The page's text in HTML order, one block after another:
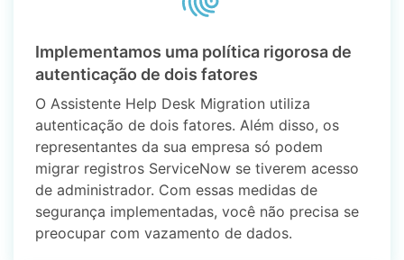
Implementamos uma política rigorosa de
autenticação de dois fatores
O Assistente Help Desk Migration utiliza
autenticação de dois fatores. Além disso, os
representantes da sua empresa só podem
migrar registros ServiceNow se tiverem acesso
de administrador. Com essas medidas de
segurança implementadas, você não precisa se
preocupar com vazamento de dados.